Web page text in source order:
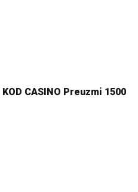
KOD CASINO Preuzmi 1500